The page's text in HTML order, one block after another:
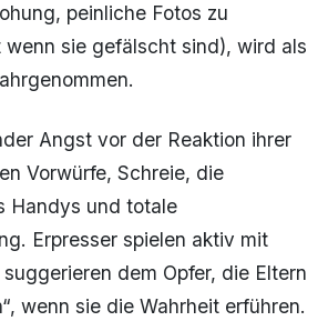
peinliche Fotos zu
sie gefälscht sind), wird als
Angst vor der Reaktion ihrer
Vorwürfe, Schreie, die
Handys und totale
Erpresser spielen aktiv mit
dem Opfer, die Eltern
wenn sie die Wahrheit erführen.